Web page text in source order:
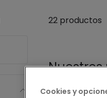
22 productos
Cookies y